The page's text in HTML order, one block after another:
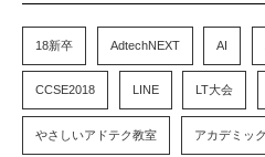
18新卒 AdtechNEXT AI
CCSE2018 LINE LT大会
やさしいアドテク教室 アカデミック